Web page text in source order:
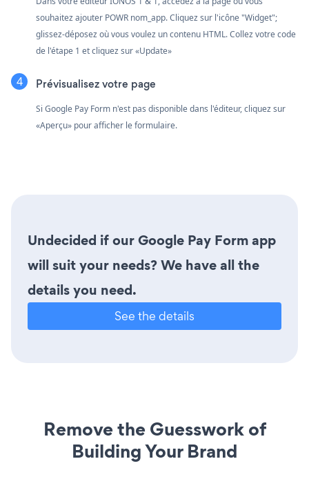
souhaitez ajouter POWR nom_app. Cliquez sur l'icône "Widget";
glissez-déposez où vous voulez un contenu HTML. Collez votre code
de l'étape 1 et cliquez sur «Update»
Prévisualisez votre page
Si Google Pay Form n'est pas disponible dans l'éditeur, cliquez sur
«Aperçu» pour afficher le formulaire.
Undecided if our Google Pay Form app
will suit your needs? We have all the
details you need.
See the details
Remove the Guesswork of
Building Your Brand